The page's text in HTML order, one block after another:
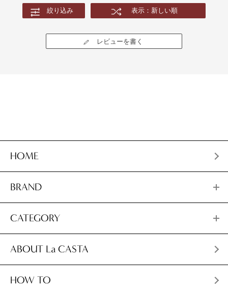
絞り込み 表示：新しい順
レビューを書く
HOME
BRAND
CATEGORY
ABOUT La CASTA
HOW TO